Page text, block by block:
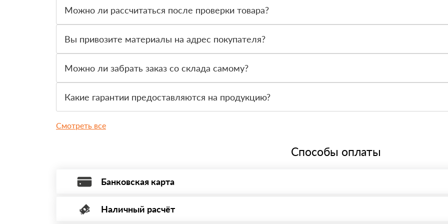
Можно ли рассчитаться после проверки товара?
Вы привозите материалы на адрес покупателя?
Можно ли забрать заказ со склада самому?
Какие гарантии предоставляются на продукцию?
Смотреть все
Способы оплаты
Банковская карта
Оплата банковской картой, через Интернет, возможна через системы электронных платежей.
Наличный расчёт